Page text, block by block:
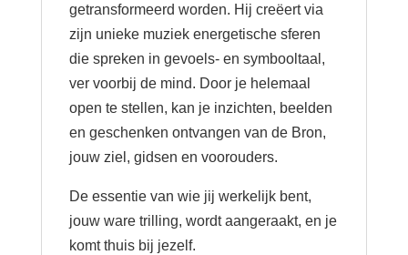
getransformeerd worden. Hij creëert via
zijn unieke muziek energetische sferen
die spreken in gevoels- en symbooltaal,
ver voorbij de mind. Door je helemaal
open te stellen, kan je inzichten, beelden
en geschenken ontvangen van de Bron,
jouw ziel, gidsen en voorouders.
De essentie van wie jij werkelijk bent,
jouw ware trilling, wordt aangeraakt, en je
komt thuis bij jezelf.